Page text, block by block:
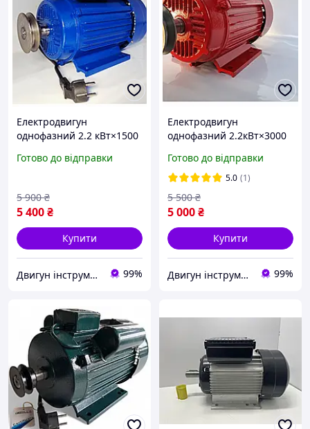
Електродвигун
однофазний 2.2 кВт×1500
дровокола,
мідна обмотка
Готово до відправки
5 400₴
5 900 ₴
Купити
Двигун інструмент 99%
Електродвигун
однофазний 2.2кВт×3000
дровокола,
циркулярки,компресора
Готово до відправки
5.0 (1)
5 000₴
5 500 ₴
Купити
Двигун інструмент 99%